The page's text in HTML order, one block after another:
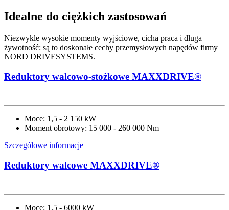
Idealne do ciężkich zastosowań
Niezwykle wysokie momenty wyjściowe, cicha praca i długa
żywotność: są to doskonałe cechy przemysłowych napędów firmy
NORD DRIVESYSTEMS.
Reduktory walcowo-stożkowe MAXXDRIVE®
Moce: 1,5 - 2 150 kW
Moment obrotowy: 15 000 - 260 000 Nm
Szczegółowe informacje
Reduktory walcowe MAXXDRIVE®
Moce: 1,5 - 6000 kW